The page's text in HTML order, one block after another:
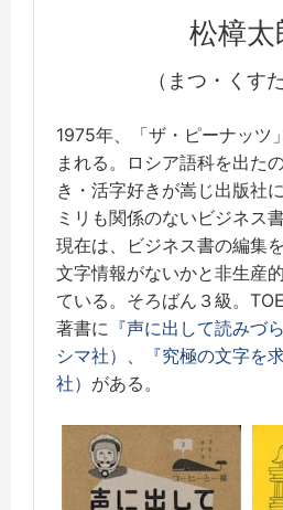
松樟太
（まつ・くす
1975年、「ザ・ピーナッツ
まれる。ロシア語科を出た
き・活字好きが嵩じ出版社
ミリも関係のないビジネス
現在は、ビジネス書の編集
文字情報がないかと非生産
ている。そろばん３級。
著書に 『声に出して読みづ
シマ社） 、
『究極の文字を
社） がある。